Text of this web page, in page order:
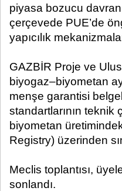
piyasa bozucu
çerçevede PUE’de
yapıcılık
GAZBİR Proje ve
biyogaz–biyometan
menşe garantisi
standartlarının
biyometan
Registry) üzerinden
Meclis toplantısı,
sonlandı.